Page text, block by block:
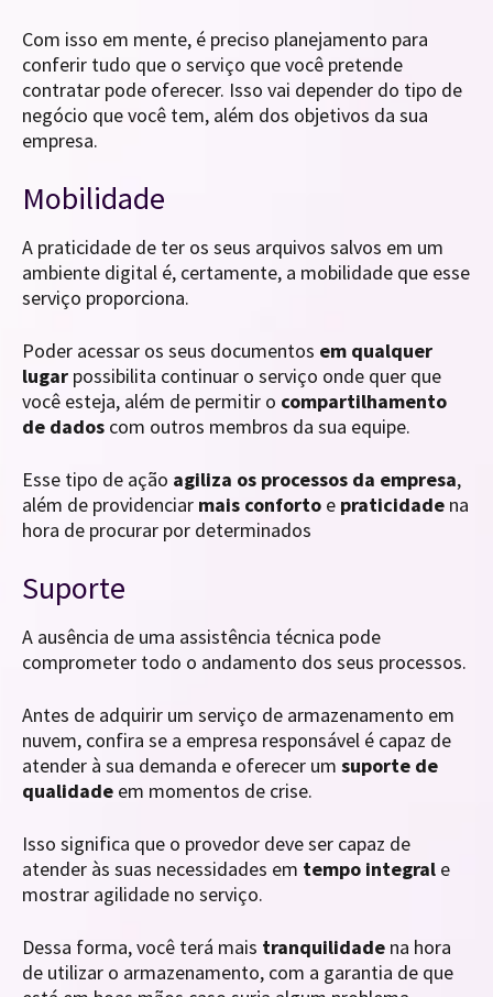
Com isso em mente, é preciso planejamento para
conferir tudo que o serviço que você pretende
contratar pode oferecer. Isso vai depender do tipo de
negócio que você tem, além dos objetivos da sua
empresa.
Mobilidade
A praticidade de ter os seus arquivos salvos em um
ambiente digital é, certamente, a mobilidade que esse
serviço proporciona.
Poder acessar os seus documentos em qualquer
lugar possibilita continuar o serviço onde quer que
você esteja, além de permitir o compartilhamento
de dados com outros membros da sua equipe.
Esse tipo de ação agiliza os processos da empresa,
além de providenciar mais conforto e praticidade na
hora de procurar por determinados
Suporte
A ausência de uma assistência técnica pode
comprometer todo o andamento dos seus processos.
Antes de adquirir um serviço de armazenamento em
nuvem, confira se a empresa responsável é capaz de
atender à sua demanda e oferecer um suporte de
qualidade em momentos de crise.
Isso significa que o provedor deve ser capaz de
atender às suas necessidades em tempo integral e
mostrar agilidade no serviço.
Dessa forma, você terá mais tranquilidade na hora
de utilizar o armazenamento, com a garantia de que